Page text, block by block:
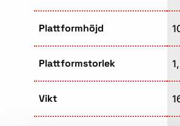
Plattformhöjd
Plattformstorlek
Vikt